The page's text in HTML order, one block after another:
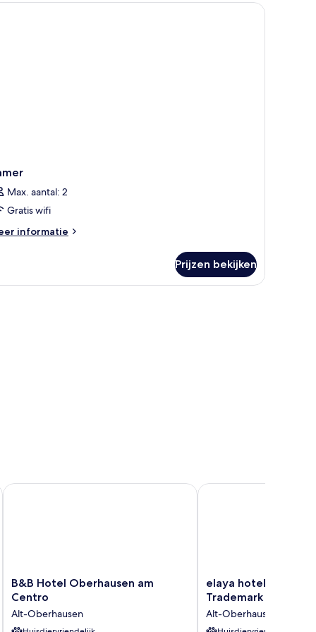
Max. aantal: 2
Gratis wifi
informatie
Prijzen bekijken
B&B
Hotel
am
B&B Hotel Oberhausen am
Centro
Alt-Oberhausen
B&B Hotel Oberhausen am Centro
elaya
hotel
Trademark
elaya hotel
Trademark by
Alt-Oberhausen
elaya hotel